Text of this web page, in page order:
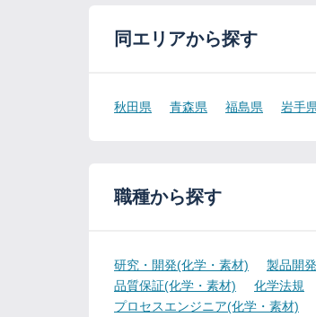
同エリアから探す
秋田県 青森県 福島県 岩手
職種から探す
研究・開発(化学・素材) 製品開
品質保証(化学・素材)
化学法規
プロセスエンジニア(化学・素材)